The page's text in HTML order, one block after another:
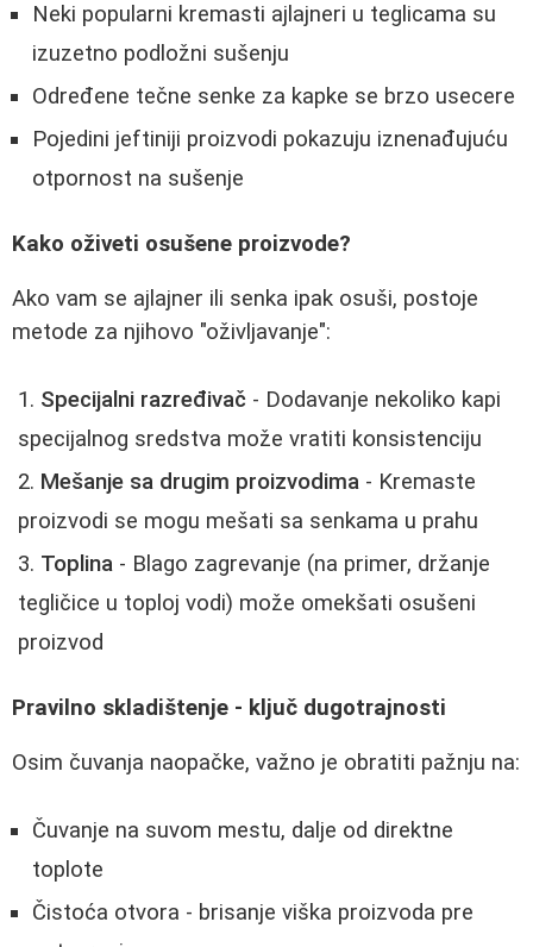
Neki popularni kremasti ajlajneri u teglicama su
izuzetno podložni sušenju
Određene tečne senke za kapke se brzo usecere
Pojedini jeftiniji proizvodi pokazuju iznenađujuću
otpornost na sušenje
Kako oživeti osušene proizvode?
Ako vam se ajlajner ili senka ipak osuši, postoje
metode za njihovo "oživljavanje":
Specijalni razređivač - Dodavanje nekoliko kapi
specijalnog sredstva može vratiti konsistenciju
Mešanje sa drugim proizvodima - Kremaste
proizvodi se mogu mešati sa senkama u prahu
Toplina - Blago zagrevanje (na primer, držanje
tegličice u toploj vodi) može omekšati osušeni
proizvod
Pravilno skladištenje - ključ dugotrajnosti
Osim čuvanja naopačke, važno je obratiti pažnju na:
Čuvanje na suvom mestu, dalje od direktne
toplote
Čistoća otvora - brisanje viška proizvoda pre